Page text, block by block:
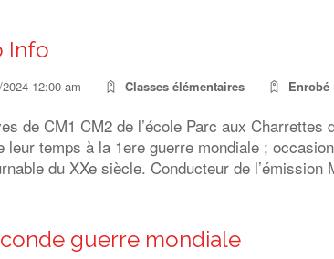
Info
12:00 am Classes élémentaires Enrobé
de CM1 CM2 de l’école Parc aux
leur temps à la 1ere guerre mondiale ;
du XXe siècle. Conducteur de
guerre mondiale